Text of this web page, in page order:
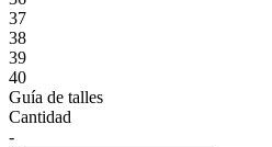
37
38
39
40
Guía de talles
Cantidad
-